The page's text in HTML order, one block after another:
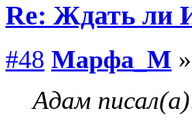
Re: Ждать ли
#48 Марфа_М
Адам